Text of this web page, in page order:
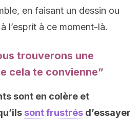
en faisant un dessin ou
l’esprit à ce moment-là.
trouverons une
cela te convienne”
sont en colère et
sont frustrés d’essayer